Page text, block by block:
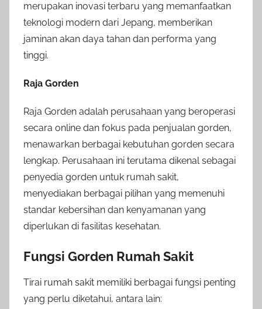
merupakan inovasi terbaru yang memanfaatkan
teknologi modern dari Jepang, memberikan
jaminan akan daya tahan dan performa yang
tinggi.
Raja Gorden
Raja Gorden adalah perusahaan yang beroperasi
secara online dan fokus pada penjualan gorden,
menawarkan berbagai kebutuhan gorden secara
lengkap. Perusahaan ini terutama dikenal sebagai
penyedia gorden untuk rumah sakit,
menyediakan berbagai pilihan yang memenuhi
standar kebersihan dan kenyamanan yang
diperlukan di fasilitas kesehatan.
Fungsi Gorden Rumah Sakit
Tirai rumah sakit memiliki berbagai fungsi penting
yang perlu diketahui, antara lain: